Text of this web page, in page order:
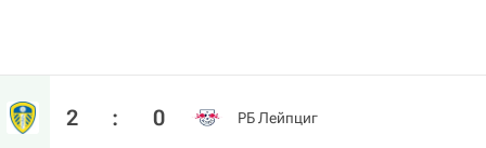
2 : 0 РБ Лейпциг